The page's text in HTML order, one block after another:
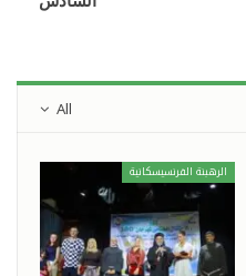
All
الرهبنة الفرنسيسكانية